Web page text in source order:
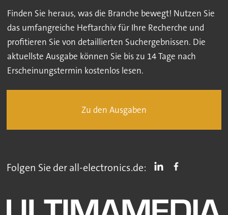
Finden Sie heraus, was die Branche bewegt! Nutzen Sie
das umfangreiche Heftarchiv für Ihre Recherche und
profitieren Sie von detaillierten Suchergebnissen. Die
aktuellste Ausgabe können Sie bis zu 14 Tage nach
Erscheinungstermin kostenlos lesen.
Zu den Ausgaben
Folgen Sie der all-electronics.de: